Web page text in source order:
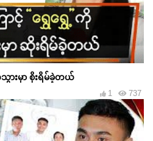
ားမှာ စိုးရိမ်ခဲ့တယ်
737
1